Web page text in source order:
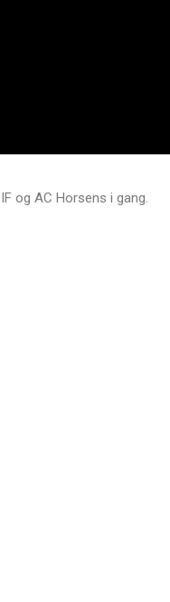
og AC Horsens i gang.